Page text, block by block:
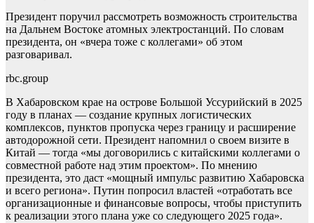
Президент поручил рассмотреть возможность строительства
на Дальнем Востоке атомных электростанций. По словам
президента, он «вчера тоже с коллегами» об этом
разговаривал.
rbc.group
В Хабаровском крае на острове Большой Уссурийский в 2025
году в планах — создание крупных логистических
комплексов, пунктов пропуска через границу и расширение
автодорожной сети. Президент напомнил о своем визите в
Китай — тогда «мы договорились с китайскими коллегами о
совместной работе над этим проектом». По мнению
президента, это даст «мощный импульс развитию Хабаровска
и всего региона». Путин попросил властей «отработать все
организационные и финансовые вопросы, чтобы приступить
к реализации этого плана уже со следующего 2025 года».